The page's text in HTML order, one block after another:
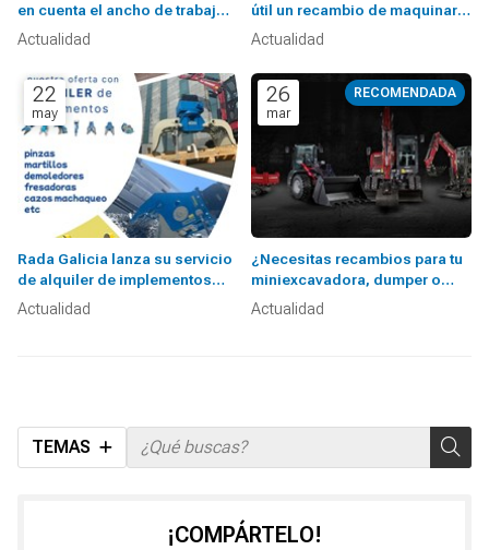
TEMAS
en cuenta el ancho de trabajo a
la hora de elegir maquinaria?
Actualidad
útil un recambio de maquinaria
de obra?
Actualidad
22
may
Rada Galicia lanza su servicio
de alquiler de implementos
hidráulicos
Actualidad
26
mar
¿Necesitas recambios para tu
miniexcavadora, dumper o
cargadora Yanmar?
Actualidad
¡COMPÁRTELO!